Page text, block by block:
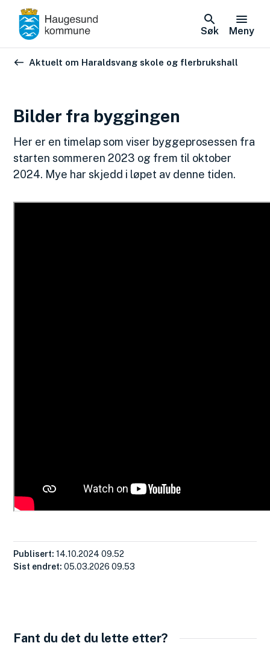
Søk Meny
Du er her:
Aktuelt om Haraldsvang skole og flerbrukshall
Bilder fra byggingen
Her er en timelap som viser byggeprosessen fra
starten sommeren 2023 og frem til oktober
2024. Mye har skjedd i løpet av denne tiden.
Publisert 14.10.2024 09.52
Sist endret 05.03.2026 09.53
Fant du det du lette etter?